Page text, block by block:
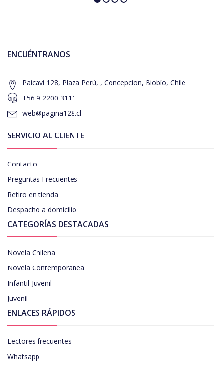
ENCUÉNTRANOS
Paicavi 128, Plaza Perú, , Concepcion, Biobío, Chile
+56 9 2200 3111
web@pagina128.cl
SERVICIO AL CLIENTE
Contacto
Preguntas Frecuentes
Retiro en tienda
Despacho a domicilio
CATEGORÍAS DESTACADAS
Novela Chilena
Novela Contemporanea
Infantil-Juvenil
Juvenil
ENLACES RÁPIDOS
Lectores frecuentes
Whatsapp